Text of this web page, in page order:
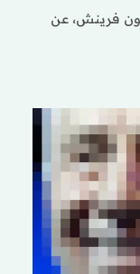
فرينش، عن